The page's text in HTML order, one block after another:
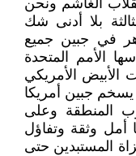
الغاشم ونحن
بلا أدنى شك
في جبين جميع
الأمم المتحدة
الأبيض الأمريكي
جبين أمريكا
المنطقة وعلى
أمل وثقة وتفاؤل
المستبدين حتى